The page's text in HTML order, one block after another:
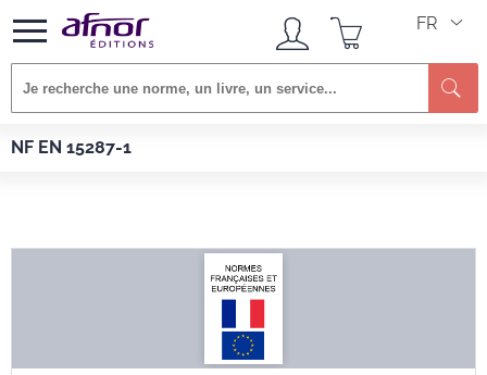
FR
NF EN 15287-1
Afnor EDITIONS Normes